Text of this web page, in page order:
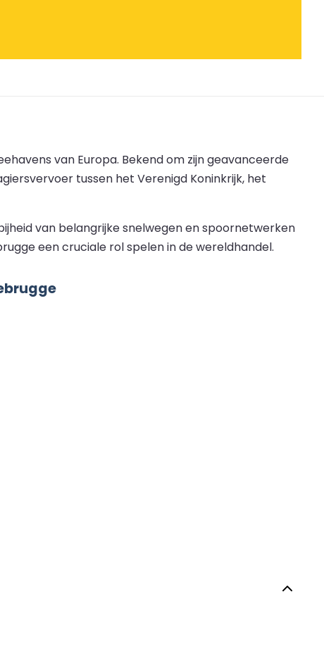
van Europa. Bekend om zijn geavanceerde
tussen het Verenigd Koninkrijk, het
van belangrijke snelwegen en spoornetwerken
een cruciale rol spelen in de wereldhandel.